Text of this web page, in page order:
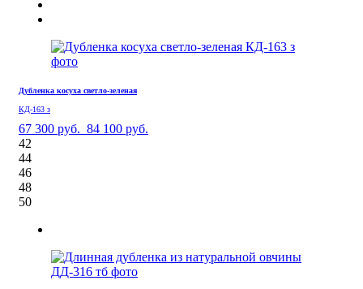
Дубленка косуха светло-зеленая
КД-163 з
67 300 руб. 84 100 руб.
42
44
46
48
50